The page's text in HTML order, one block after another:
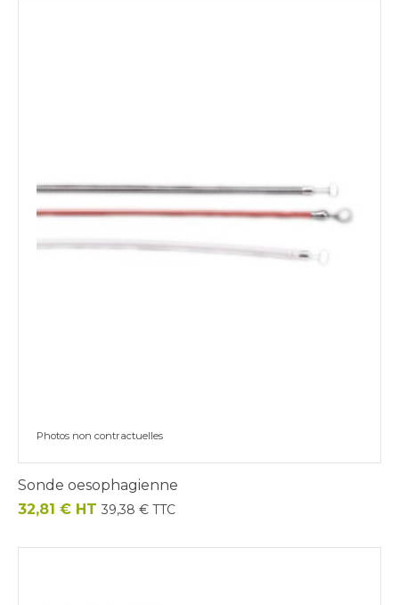
Photos non contractuelles
Sonde oesophagienne
Prix
32,81 € HT 39,38 € TTC